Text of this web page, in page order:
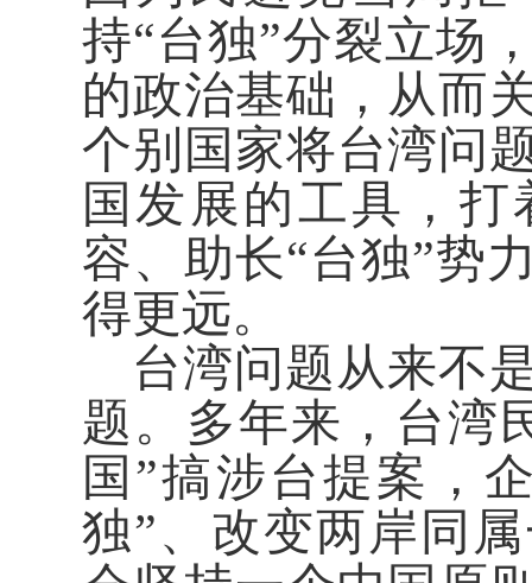
持“台独”分裂立场
的政治基础，从而
个别国家将台湾问
国发展的工具，打
容、助长“台独”势
得更远。
台湾问题从来不
题。多年来，台湾
国”搞涉台提案，
独”、改变两岸同